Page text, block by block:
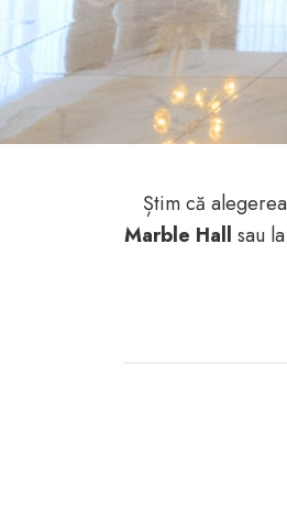
Știm că
Marble Hall sau